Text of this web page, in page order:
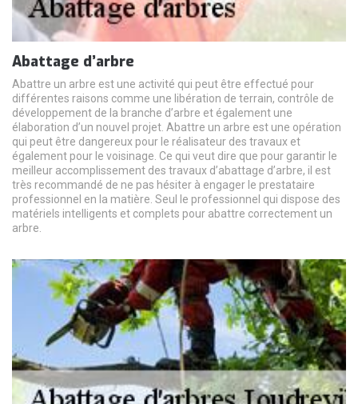
Abattage d’arbre
Abattre un arbre est une activité qui peut être effectué pour
différentes raisons comme une libération de terrain, contrôle de
développement de la branche d’arbre et également une
élaboration d’un nouvel projet. Abattre un arbre est une opération
qui peut être dangereux pour le réalisateur des travaux et
également pour le voisinage. Ce qui veut dire que pour garantir le
meilleur accomplissement des travaux d’abattage d’arbre, il est
très recommandé de ne pas hésiter à engager le prestataire
professionnel en la matière. Seul le professionnel qui dispose des
matériels intelligents et complets pour abattre correctement un
arbre.